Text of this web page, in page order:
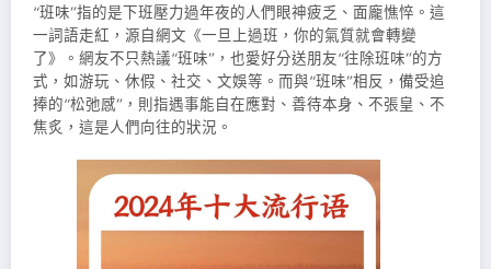
“班味”指的是下班壓力過年夜的人們眼神疲乏、面龐憔悴。這
一詞語走紅，源自網文《一旦上過班，你的氣質就會轉變
了》。網友不只熱議“班味”，也愛好分送朋友“往除班味”的方
式，如游玩、休假、社交、文娛等。而與“班味”相反，備受追
捧的“松弛感”，則指遇事能自在應對、善待本身、不張皇、不
焦炙，這是人們向往的狀況。